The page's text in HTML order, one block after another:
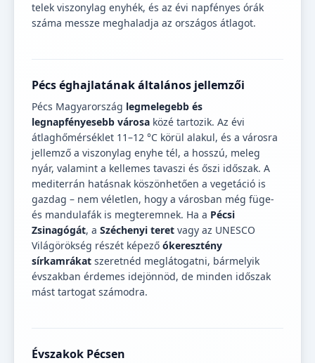
telek viszonylag enyhék, és az évi napfényes órák
száma messze meghaladja az országos átlagot.
Pécs éghajlatának általános jellemzői
Pécs Magyarország legmelegebb és
legnapfényesebb városa közé tartozik. Az évi
átlaghőmérséklet 11–12 °C körül alakul, és a városra
jellemző a viszonylag enyhe tél, a hosszú, meleg
nyár, valamint a kellemes tavaszi és őszi időszak. A
mediterrán hatásnak köszönhetően a vegetáció is
gazdag – nem véletlen, hogy a városban még füge-
és mandulafák is megteremnek. Ha a Pécsi
Zsinagógát, a Széchenyi teret vagy az UNESCO
Világörökség részét képező ókeresztény
sírkamrákat szeretnéd meglátogatni, bármelyik
évszakban érdemes idejönnöd, de minden időszak
mást tartogat számodra.
Évszakok Pécsen